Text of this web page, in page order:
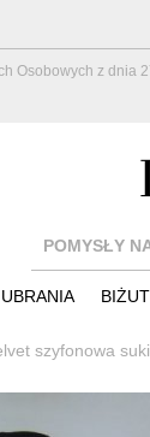
Osobowych z dnia
POMYSŁY
UBRANIA
szyfonowa